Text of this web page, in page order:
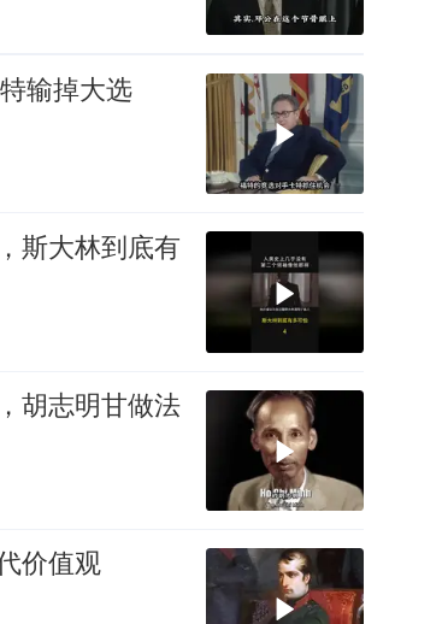
输掉大选
斯大林到底有
胡志明甘做法
价值观